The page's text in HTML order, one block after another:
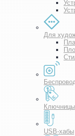
Для
Ключницы
USB-хабы